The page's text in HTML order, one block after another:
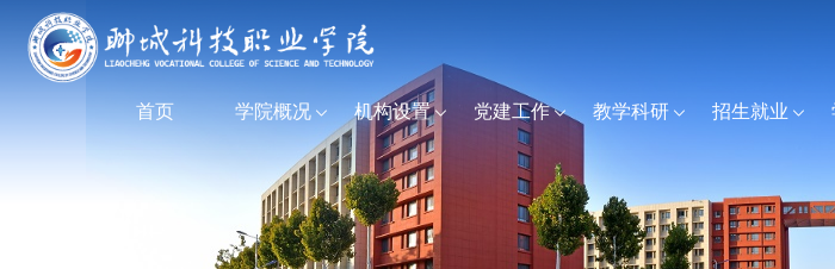
首页 学院概况 机构设置 党建工作 教学科研 招生就业